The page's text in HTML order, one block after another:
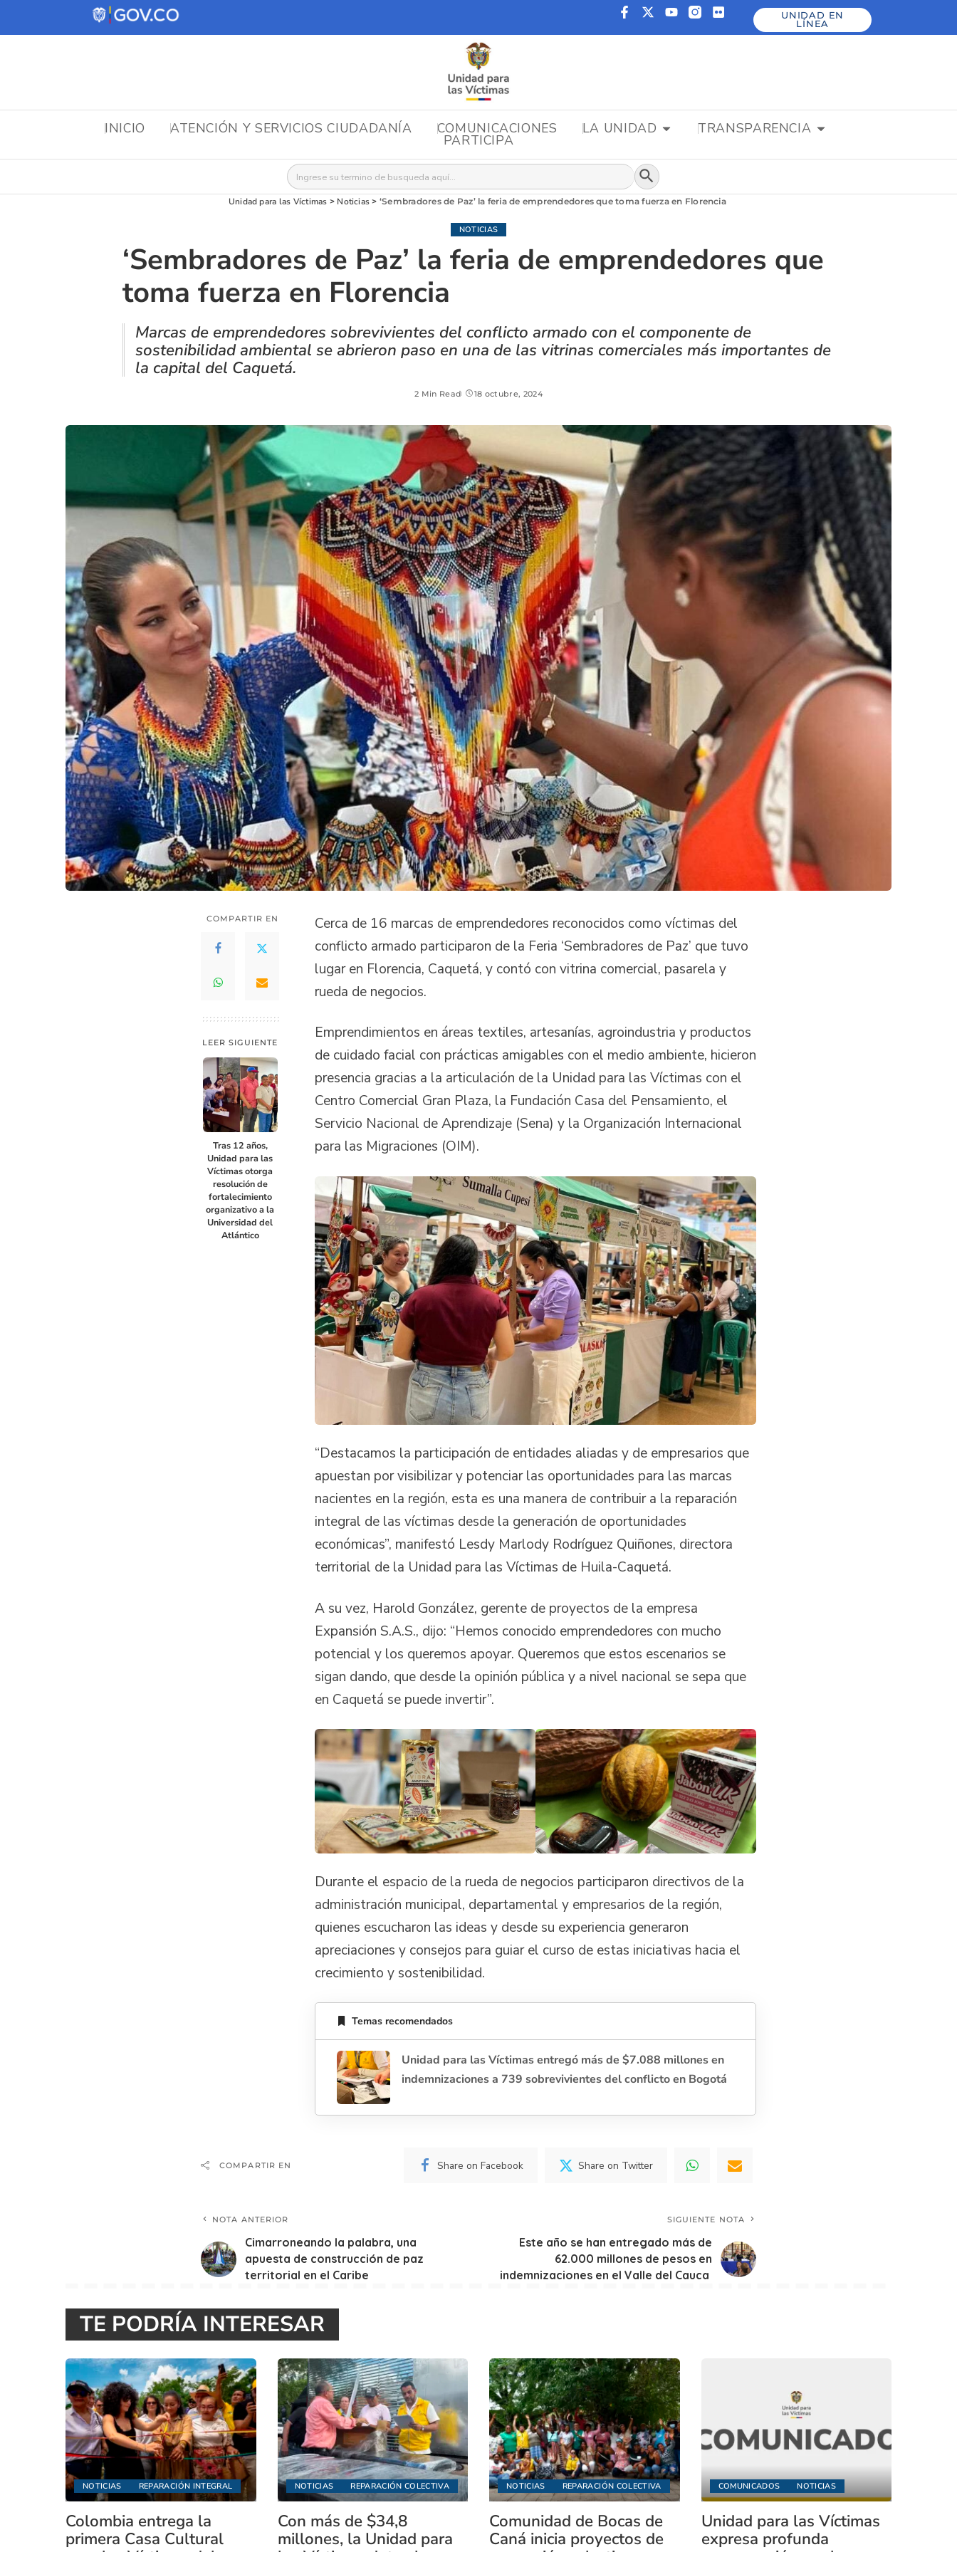
UNIDAD EN
LÍNEA
INICIO ATENCIÓN Y SERVICIOS CIUDADANÍA COMUNICACIONES LA UNIDAD TRANSPARENCIA
PARTICIPA
Buscar: Botón de búsqueda
Unidad para las Víctimas > Noticias > ‘Sembradores de Paz’ la feria de emprendedores que toma fuerza en Florencia
NOTICIAS
‘Sembradores de Paz’ la feria de emprendedores que
toma fuerza en Florencia
Marcas de emprendedores sobrevivientes del conflicto armado con el componente de
sostenibilidad ambiental se abrieron paso en una de las vitrinas comerciales más importantes de
la capital del Caquetá.
2 Min Read 18 octubre, 2024
COMPARTIR EN
LEER SIGUIENTE
Tras 12 años,
Unidad para las
Víctimas otorga
resolución de
fortalecimiento
organizativo a la
Universidad del
Atlántico
Cerca de 16 marcas de emprendedores reconocidos como víctimas del
conflicto armado participaron de la Feria ‘Sembradores de Paz’ que tuvo
lugar en Florencia, Caquetá, y contó con vitrina comercial, pasarela y
rueda de negocios.
Emprendimientos en áreas textiles, artesanías, agroindustria y productos
de cuidado facial con prácticas amigables con el medio ambiente, hicieron
presencia gracias a la articulación de la Unidad para las Víctimas con el
Centro Comercial Gran Plaza, la Fundación Casa del Pensamiento, el
Servicio Nacional de Aprendizaje (Sena) y la Organización Internacional
para las Migraciones (OIM).
“Destacamos la participación de entidades aliadas y de empresarios que
apuestan por visibilizar y potenciar las oportunidades para las marcas
nacientes en la región, esta es una manera de contribuir a la reparación
integral de las víctimas desde la generación de oportunidades
económicas”, manifestó Lesdy Marlody Rodríguez Quiñones, directora
territorial de la Unidad para las Víctimas de Huila-Caquetá.
A su vez, Harold González, gerente de proyectos de la empresa
Expansión S.A.S., dijo: “Hemos conocido emprendedores con mucho
potencial y los queremos apoyar. Queremos que estos escenarios se
sigan dando, que desde la opinión pública y a nivel nacional se sepa que
en Caquetá se puede invertir”.
Durante el espacio de la rueda de negocios participaron directivos de la
administración municipal, departamental y empresarios de la región,
quienes escucharon las ideas y desde su experiencia generaron
apreciaciones y consejos para guiar el curso de estas iniciativas hacia el
crecimiento y sostenibilidad.
Temas recomendados
Unidad para las Víctimas entregó más de $7.088 millones en
indemnizaciones a 739 sobrevivientes del conflicto en Bogotá
COMPARTIR EN Share on Facebook Share on Twitter
NOTA ANTERIOR
Cimarroneando la palabra, una
apuesta de construcción de paz
territorial en el Caribe
SIGUIENTE NOTA
Este año se han entregado más de
62.000 millones de pesos en
indemnizaciones en el Valle del Cauca
TE PODRÍA INTERESAR
NOTICIAS REPARACIÓN INTEGRAL
Colombia entrega la
primera Casa Cultural
NOTICIAS REPARACIÓN COLECTIVA
Con más de $34,8
millones, la Unidad para
NOTICIAS REPARACIÓN COLECTIVA
Comunidad de Bocas de
Caná inicia proyectos de
COMUNICADOS NOTICIAS
Unidad para las Víctimas
expresa profunda